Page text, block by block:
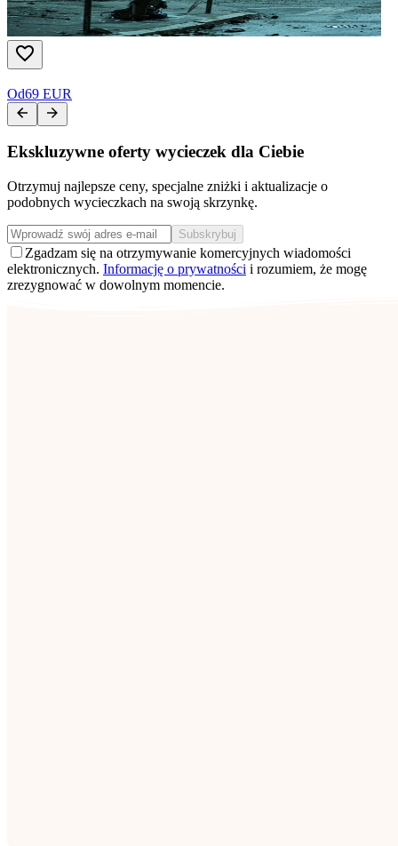
Od69 EUR
Ekskluzywne oferty wycieczek dla Ciebie
Otrzymuj najlepsze ceny, specjalne zniżki i aktualizacje o
podobnych wycieczkach na swoją skrzynkę.
Subskrybuj
Zgadzam się na otrzymywanie komercyjnych wiadomości
elektronicznych. Informację o prywatności i rozumiem, że mogę
zrezygnować w dowolnym momencie.